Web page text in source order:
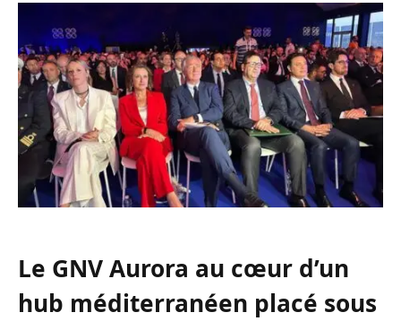
Le GNV Aurora au cœur d’un
hub méditerranéen placé sous